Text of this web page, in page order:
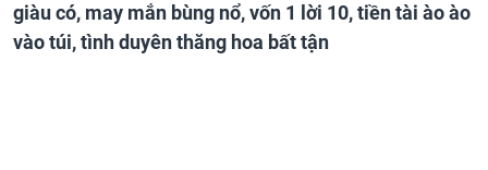
giàu có, may mắn bùng nổ, vốn 1 lời 10, tiền tài ào ào
vào túi, tình duyên thăng hoa bất tận